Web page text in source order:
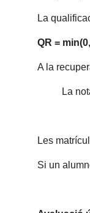
La
QR =
A la
La
Les
Si un